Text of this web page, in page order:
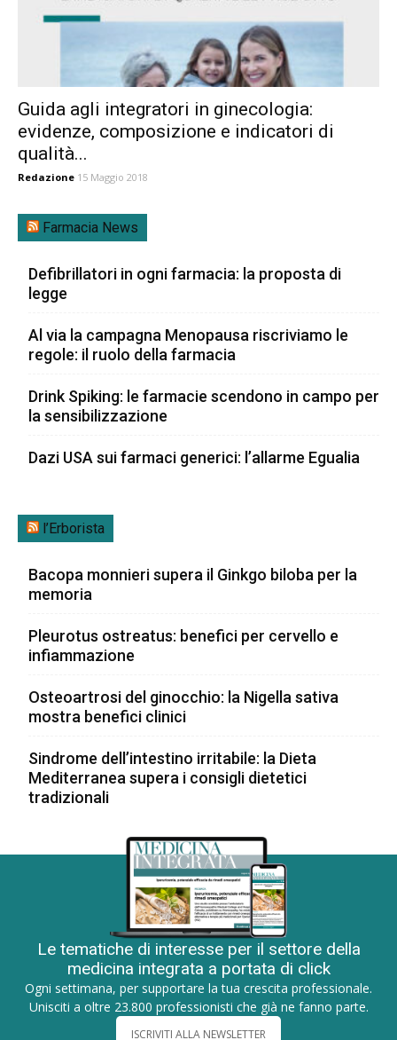
Guida agli integratori in ginecologia:
evidenze, composizione e indicatori di
qualità...
Redazione 15 Maggio 2018
Farmacia News
Defibrillatori in ogni farmacia: la proposta di
legge
Al via la campagna Menopausa riscriviamo le
regole: il ruolo della farmacia
Drink Spiking: le farmacie scendono in campo per
la sensibilizzazione
Dazi USA sui farmaci generici: l’allarme Egualia
l’Erborista
Bacopa monnieri supera il Ginkgo biloba per la
memoria
Pleurotus ostreatus: benefici per cervello e
infiammazione
Osteoartrosi del ginocchio: la Nigella sativa
mostra benefici clinici
Sindrome dell’intestino irritabile: la Dieta
Mediterranea supera i consigli dietetici
tradizionali
Le tematiche di interesse per il settore della
medicina integrata a portata di click
Ogni settimana, per supportare la tua crescita professionale.
Unisciti a oltre 23.800 professionisti che già ne fanno parte.
ISCRIVITI ALLA NEWSLETTER